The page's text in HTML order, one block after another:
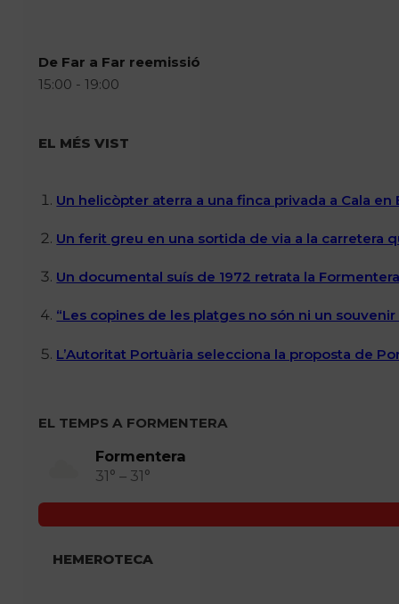
De Far a Far reemissió
15:00 - 19:00
EL MÉS VIST
Un helicòpter aterra a una finca privada a Cala
Un ferit greu en una sortida de via a la carretera
Un documental suís de 1972 retrata la
“Les copines de les platges no són ni un
L’Autoritat Portuària selecciona la proposta de
EL TEMPS A FORMENTERA
Formentera
31° – 31°
HEMEROTECA